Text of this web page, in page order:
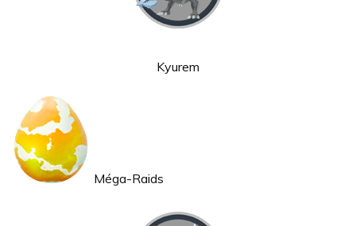
Kyurem
Méga-Raids